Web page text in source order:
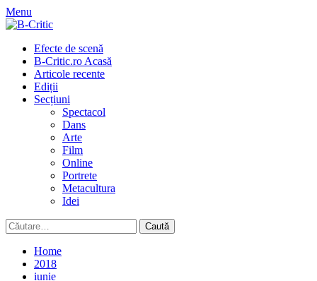
Skip
to
Menu
Primary
Menu
Efecte de scenă
B-Critic.ro Acasă
Articole recente
Ediții
Secțiuni
Spectacol
Dans
Arte
Film
Online
Portrete
Metacultura
Idei
Caută
după:
Home
2018
iunie